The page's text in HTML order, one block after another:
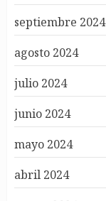
septiembre 2024
agosto 2024
julio 2024
junio 2024
mayo 2024
abril 2024